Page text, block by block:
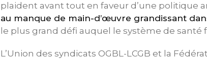
plaident avant tout en faveur d’une politique
au manque de main-d’œuvre grandissant
le plus grand défi auquel le système de santé
L’Union des syndicats OGBL-LCGB et la